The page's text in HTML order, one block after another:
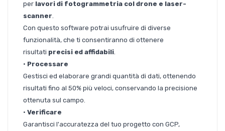
per lavori di fotogrammetria col drone e laser-
scanner
Con questo software potrai usufruire di diverse
funzionalità, che ti consentiranno di ottenere
risultati precisi ed affidabili
• Processare
Gestisci ed elaborare grandi quantità di dati, ottenendo
risultati fino al 50% più veloci, conservando la precisione
ottenuta sul campo.
• Verificare
Garantisci l'accuratezza del tuo progetto con GCP,